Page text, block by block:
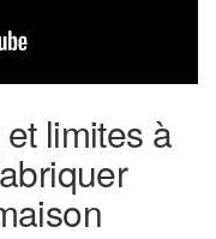
limites à